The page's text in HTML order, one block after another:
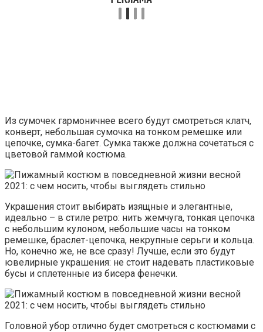
Из сумочек гармоничнее всего будут смотреться клатч,
конверт, небольшая сумочка на тонком ремешке или
цепочке, сумка-багет. Сумка также должна сочетаться с
цветовой гаммой костюма.
Украшения стоит выбирать изящные и элегантные,
идеально – в стиле ретро: нить жемчуга, тонкая цепочка
с небольшим кулоном, небольшие часы на тонком
ремешке, браслет-цепочка, некрупные серьги и кольца.
Но, конечно же, не все сразу! Лучше, если это будут
ювелирные украшения: не стоит надевать пластиковые
бусы и сплетенные из бисера фенечки.
Головной убор отлично будет смотреться с костюмами с